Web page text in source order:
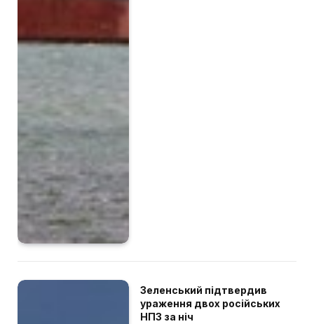
Зеленський підтвердив
ураження двох російських
НПЗ за ніч